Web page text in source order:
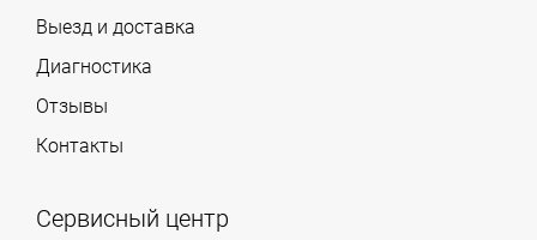
Выезд и доставка
Диагностика
Отзывы
Контакты
Сервисный центр